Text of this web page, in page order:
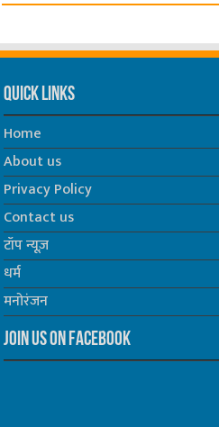
Quick Links
Home
About us
Privacy Policy
Contact us
टॉप न्यूज़
धर्म
मनोरंजन
Join us on Facebook